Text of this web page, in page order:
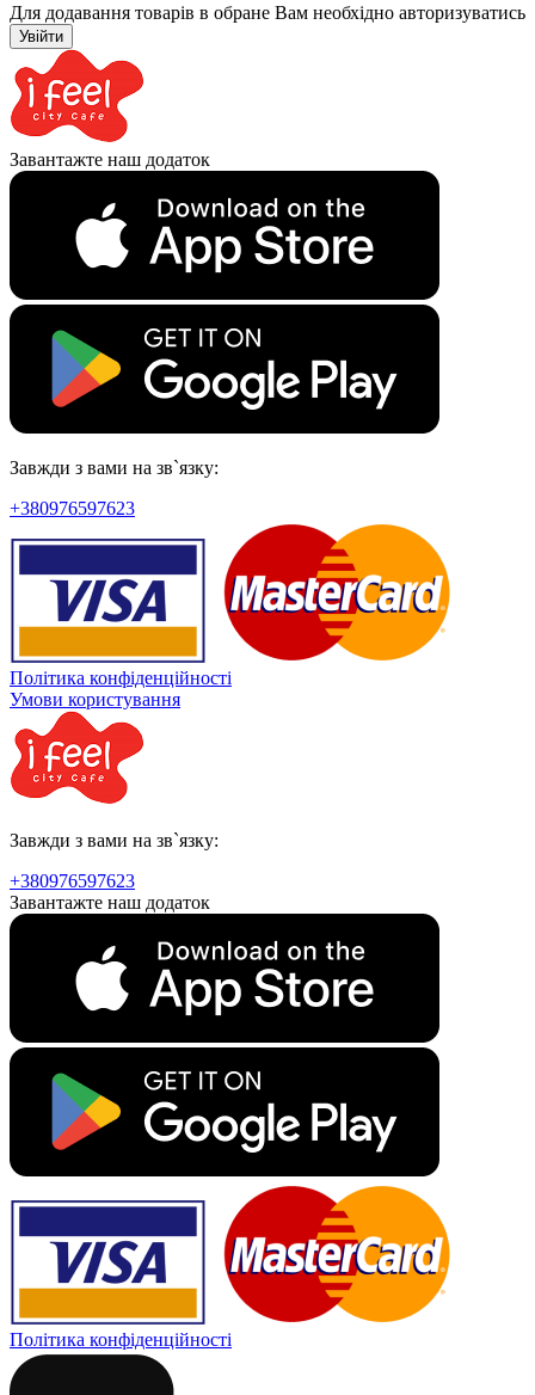
Для додавання товарів в обране Вам необхідно авторизуватись
Увійти
Завантажте наш додаток
Завжди з вами на зв`язку:
+380976597623
Політика конфіденційності
Умови користування
Завжди з вами на зв`язку:
+380976597623
Завантажте наш додаток
Політика конфіденційності